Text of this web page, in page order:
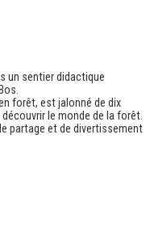
un sentier didactique
forêt, est jalonné de dix
le monde de la forêt.
partage et de divertissement